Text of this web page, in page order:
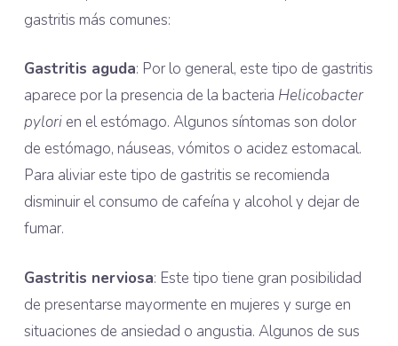
gastritis más comunes:
Gastritis aguda: Por lo general, este tipo de gastritis
aparece por la presencia de la bacteria Helicobacter
pylorien el estómago. Algunos síntomas son dolor
de estómago, náuseas, vómitos o acidez estomacal.
Para aliviar este tipo de gastritis se recomienda
disminuir el consumo de cafeína y alcohol y dejar de
fumar.
Gastritis nerviosa: Este tipo tiene gran posibilidad
de presentarse mayormente en mujeres y surge en
situaciones de ansiedad o angustia. Algunos de sus